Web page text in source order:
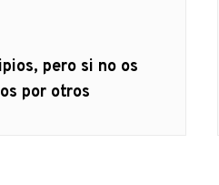
pero si no os
por otros